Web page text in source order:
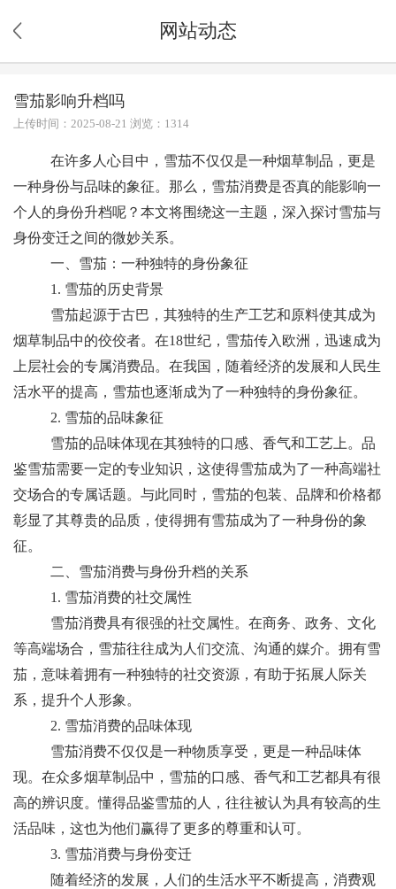
网站动态
雪茄影响升档吗
上传时间：2025-08-21 浏览：1314
在许多人心目中，雪茄不仅仅是一种烟草制品，更是
一种身份与品味的象征。那么，雪茄消费是否真的能影响一
个人的身份升档呢？本文将围绕这一主题，深入探讨雪茄与
身份变迁之间的微妙关系。
一、雪茄：一种独特的身份象征
1. 雪茄的历史背景
雪茄起源于古巴，其独特的生产工艺和原料使其成为
烟草制品中的佼佼者。在18世纪，雪茄传入欧洲，迅速成为
上层社会的专属消费品。在我国，随着经济的发展和人民生
活水平的提高，雪茄也逐渐成为了一种独特的身份象征。
2. 雪茄的品味象征
雪茄的品味体现在其独特的口感、香气和工艺上。品
鉴雪茄需要一定的专业知识，这使得雪茄成为了一种高端社
交场合的专属话题。与此同时，雪茄的包装、品牌和价格都
彰显了其尊贵的品质，使得拥有雪茄成为了一种身份的象
征。
二、雪茄消费与身份升档的关系
1. 雪茄消费的社交属性
雪茄消费具有很强的社交属性。在商务、政务、文化
等高端场合，雪茄往往成为人们交流、沟通的媒介。拥有雪
茄，意味着拥有一种独特的社交资源，有助于拓展人际关
系，提升个人形象。
2. 雪茄消费的品味体现
雪茄消费不仅仅是一种物质享受，更是一种品味体
现。在众多烟草制品中，雪茄的口感、香气和工艺都具有很
高的辨识度。懂得品鉴雪茄的人，往往被认为具有较高的生
活品味，这也为他们赢得了更多的尊重和认可。
3. 雪茄消费与身份变迁
随着经济的发展，人们的生活水平不断提高，消费观